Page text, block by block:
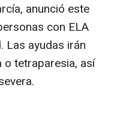
anunció este
con ELA
Las ayudas irán
tetraparesia, así